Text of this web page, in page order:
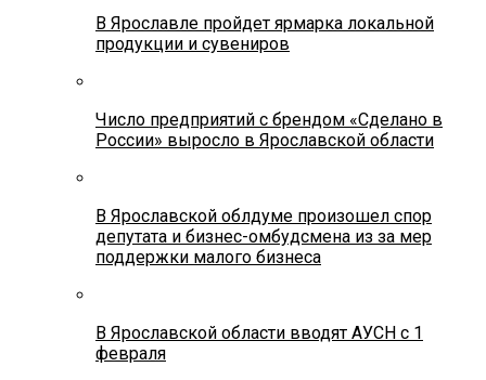
В Ярославле пройдет ярмарка локальной
продукции и сувениров
Число предприятий с брендом «Сделано в
России» выросло в Ярославской области
В Ярославской облдуме произошел спор
депутата и бизнес-омбудсмена из за мер
поддержки малого бизнеса
В Ярославской области вводят АУСН с 1
февраля